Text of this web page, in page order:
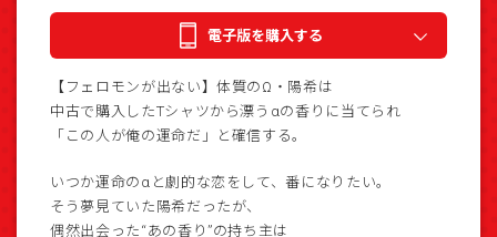
電子版を購入する
【フェロモンが出ない】体質のΩ・陽希は
中古で購入したTシャツから漂うαの香りに当てられ
「この人が俺の運命だ」と確信する。
いつか運命のαと劇的な恋をして、番になりたい。
そう夢見ていた陽希だったが、
偶然出会った“あの香り”の持ち主は